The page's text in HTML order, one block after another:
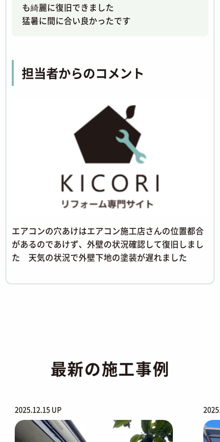
も綺麗に復旧できました
猛暑に間に合い良かったです
担当者からのコメント
エアコンの穴あけはエアコン施工店さんの位置都合
があるのであけず、外壁の状況確認して復旧しまし
た 天気の状況で外壁下地の塗装が遅れました
最新の施工事例
2025.12.15 UP